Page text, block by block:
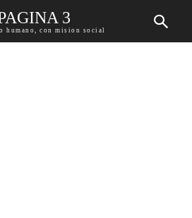
3
humano, con mision social